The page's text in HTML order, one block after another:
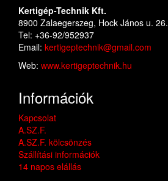
Kertigép-Technik Kft.
8900 Zalaegerszeg, Hock János u. 26.
Tel: +36-92/952937
Email: kertigeptechnik@gmail.com
Web: www.kertigeptechnik.hu
Információk
Kapcsolat
A.SZ.F.
A.SZ.F. kölcsönzés
Szállítási információk
14 napos elállás